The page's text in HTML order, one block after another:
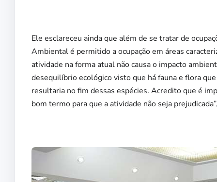
Ele esclareceu ainda que além de se tratar de
Ambiental é permitido a ocupação em áreas
atividade na forma atual não causa o impacto
desequilíbrio ecológico visto que há fauna e flora
resultaria no fim dessas espécies. Acredito que é
bom termo para que a atividade não seja